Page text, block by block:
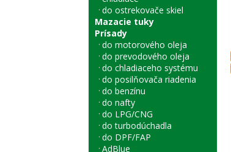
do ostrekovače skiel
Mazacie tuky
Prísady
do motorového oleja
do prevodového oleja
do chladiaceho systému
do posilňovača riadenia
do benzínu
do nafty
do LPG/CNG
do turbodúchadla
do DPF/FAP
AdBlue